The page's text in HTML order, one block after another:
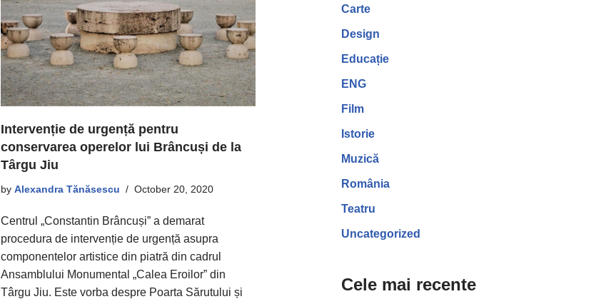
Intervenție de urgență pentru
conservarea operelor lui Brâncuși de la
Târgu Jiu
by Alexandra Tănăsescu October 20, 2020
Centrul „Constantin Brâncuși” a demarat
procedura de intervenție de urgență asupra
componentelor artistice din piatră din cadrul
Ansamblului Monumental „Calea Eroilor” din
Târgu Jiu. Este vorba despre Poarta Sărutului și
Carte
Design
Educație
ENG
Film
Istorie
Muzică
România
Teatru
Uncategorized
Cele mai recente